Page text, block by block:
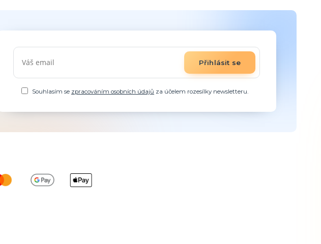
Přihlásit se
Souhlasím se zpracováním osobních údajů za účelem rozesílky newsletteru.